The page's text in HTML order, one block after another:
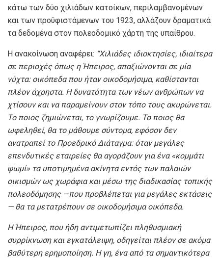
κάτω των δύο χιλιάδων κατοίκων, περιλαμβανομένων
και των προϋφιστάμενων του 1923, αλλάζουν δραματικά
τα δεδομένα στον πολεοδομικό χάρτη της υπαίθρου.
Η ανακοίνωση αναφέρει: “Χιλιάδες ιδιοκτησίες, ιδιαίτερα
σε περιοχές όπως η Ήπειρος, απαξιώνονται σε μία
νύχτα: οικόπεδα που ήταν οικοδομήσιμα, καθίστανται
πλέον άχρηστα. Η δυνατότητα των νέων ανθρώπων να
χτίσουν και να παραμείνουν στον τόπο τους ακυρώνεται.
Το ποιος ζημιώνεται, το γνωρίζουμε. Το ποιος θα
ωφεληθεί, θα το μάθουμε σύντομα, εφόσον δεν
ανατραπεί το Προεδρικό Διάταγμα: όταν μεγάλες
επενδυτικές εταιρείες θα αγοράζουν για ένα «κομμάτι
ψωμί» τα υποτιμημένα ακίνητα εντός των παλαιών
οικισμών ως χωράφια και μέσω της διαδικασίας τοπικής
πολεοδόμησης —που προβλέπεται για μεγάλες εκτάσεις
— θα τα μετατρέπουν σε οικοδομήσιμα οικόπεδα.
Η Ήπειρος, που ήδη αντιμετωπίζει πληθυσμιακή
συρρίκνωση και εγκατάλειψη, οδηγείται πλέον σε ακόμα
βαθύτερη ερημοποίηση. Η γη, ένα από τα σημαντικότερα